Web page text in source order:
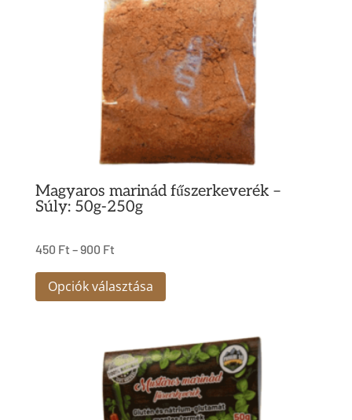
változatok
a
termékoldalon
választhatók
ki
Magyaros marinád fűszerkeverék –
Súly: 50g-250g
450 Ft –900 Ft
Opciók választása
Ennek
a
több
variációja
van.